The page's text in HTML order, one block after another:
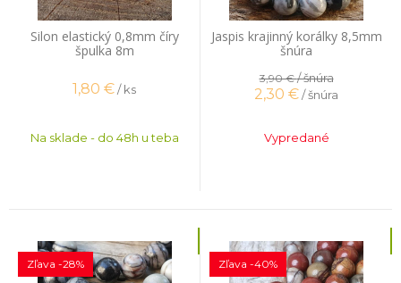
Silon elastický 0,8mm číry
špulka 8m
1,80 €/ ks
Na sklade - do 48h u teba
Jaspis krajinný korálky 8,5mm
šnúra
3,90 €/ šnúra
2,30 €/ šnúra
Vypredané
Zľava -28% Zľava -40%